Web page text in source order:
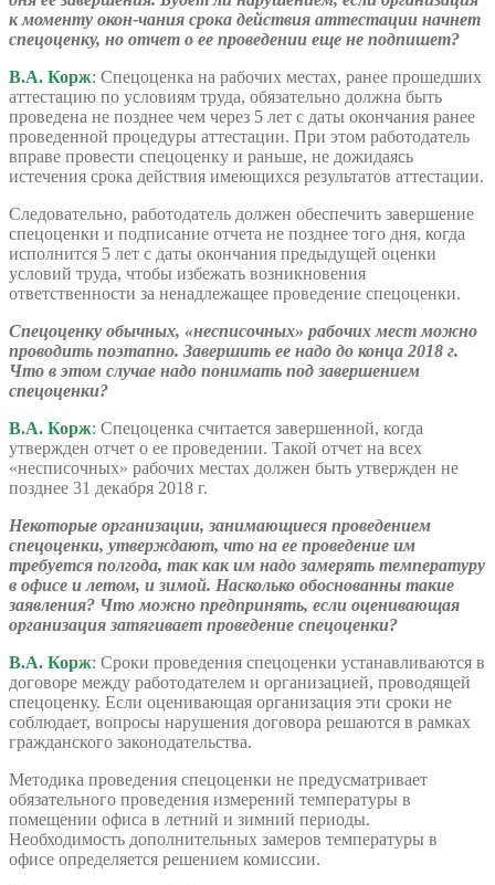
к моменту окон-чания срока действия аттестации начнет
спецоценку, но отчет о ее проведении еще не подпишет?
В.А. Корж: Спецоценка на рабочих местах, ранее прошедших
аттестацию по условиям труда, обязательно должна быть
проведена не позднее чем через 5 лет с даты окончания ранее
проведенной процедуры аттестации. При этом работодатель
вправе провести спецоценку и раньше, не дожидаясь
истечения срока действия имеющихся результатов аттестации.
Следовательно, работодатель должен обеспечить завершение
спецоценки и подписание отчета не позднее того дня, когда
исполнится 5 лет с даты окончания предыдущей оценки
условий труда, чтобы избежать возникновения
ответственности за ненадлежащее проведение спецоценки.
Спецоценку обычных, «несписочных» рабочих мест можно
проводить поэтапно. Завершить ее надо до конца 2018 г.
Что в этом случае надо понимать под завершением
спецоценки?
В.А. Корж: Спецоценка считается завершенной, когда
утвержден отчет о ее проведении. Такой отчет на всех
«несписочных» рабочих местах должен быть утвержден не
позднее 31 декабря 2018 г.
Некоторые организации, занимающиеся проведением
спецоценки, утверждают, что на ее проведение им
требуется полгода, так как им надо замерять температуру
в офисе и летом, и зимой. Насколько обоснованны такие
заявления? Что можно предпринять, если оценивающая
организация затягивает проведение спецоценки?
В.А. Корж: Сроки проведения спецоценки устанавливаются в
договоре между работодателем и организацией, проводящей
спецоценку. Если оценивающая организация эти сроки не
соблюдает, вопросы нарушения договора решаются в рамках
гражданского законодательства.
Методика проведения спецоценки не предусматривает
обязательного проведения измерений температуры в
помещении офиса в летний и зимний периоды.
Необходимость дополнительных замеров температуры в
офисе определяется решением комиссии.